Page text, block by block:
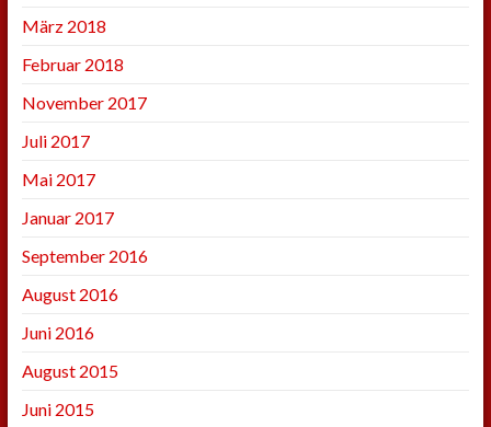
März 2018
Februar 2018
November 2017
Juli 2017
Mai 2017
Januar 2017
September 2016
August 2016
Juni 2016
August 2015
Juni 2015